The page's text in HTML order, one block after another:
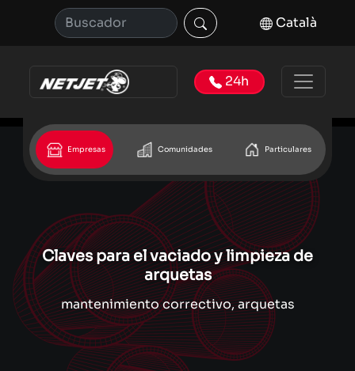
Català
24h
Empresas Comunidades Particulares
Claves para el vaciado y limpieza de
arquetas
mantenimiento correctivo, arquetas